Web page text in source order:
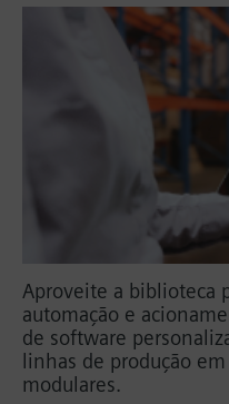
Aproveite a biblioteca
automação e
de software
linhas de produção
modulares.